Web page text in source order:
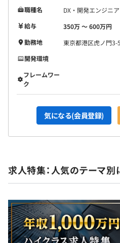
職種名
DX・開発エンジニア
給与
350万 〜 600万円
勤務地
東京都港区虎ノ門3-
開発環境
フレームワー
ク
気になる(会員登録)
求人特集：人気のテーマ